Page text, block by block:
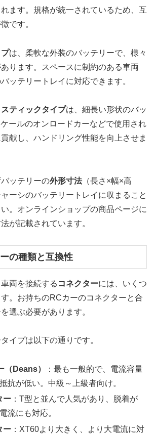
ます。規格が統一されているため、互
です。
は、柔軟な外装のバッテリーで、様々
ります。スペースに制約のある車両
ッテリートレイに対応できます。
ティックタイプは、細長い形状のバッ
ールのオンロードカーなどで使用され
献し、ハンドリング性能を向上させま
ッテリーの外形寸法（長さ×幅×高
ーシのバッテリートレイに収まること
。オンラインショップの商品ページに
が記載されています。
の種類と互換性
両を接続する コネクターには、いくつ
。お持ちのRCカーのコネクターと合
選ぶ必要があります。
イプは以下の通りです。
（Deans）
：最も一般的で、電流容量
抗が低い。中級～上級者向け。
ー ：T型と並んで人気があり、脱着が
流にも対応。
ー ：XT60より大きく、より大電流に対